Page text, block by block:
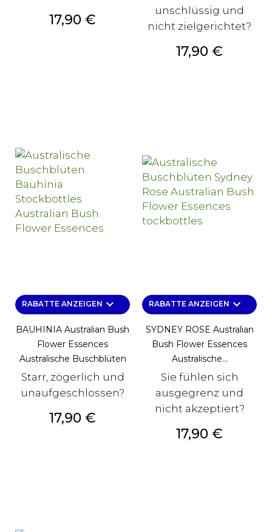
Preis
17,90 €
unschlüssig und
nicht zielgerichtet?
Preis
17,90 €
RABATTE ANZEIGEN keyboard_arrow_down
BAUHINIA Australian Bush
Flower Essences
Australische Buschblüten
Starr, zögerlich und
unaufgeschlossen?
Preis
17,90 €
RABATTE ANZEIGEN keyboard_arrow_down
SYDNEY ROSE Australian
Bush Flower Essences
Australische...
Sie fühlen sich
ausgegrenz und
nicht akzeptiert?
Preis
17,90 €